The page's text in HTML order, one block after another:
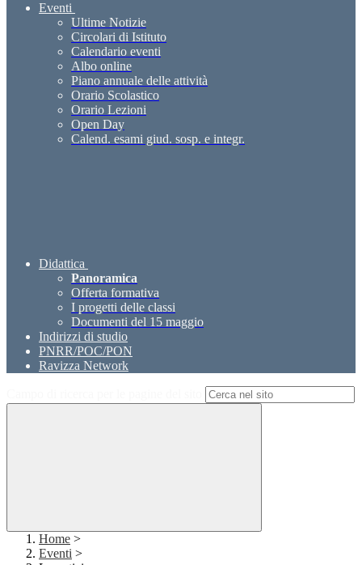
Eventi
Ultime Notizie
Circolari di Istituto
Calendario eventi
Albo online
Piano annuale delle attività
Orario Scolastico
Orario Lezioni
Open Day
Calend. esami giud. sosp. e integr.
Didattica
Panoramica
Offerta formativa
I progetti delle classi
Documenti del 15 maggio
Indirizzi di studio
PNRR/POC/PON
Ravizza Network
Home >
Eventi >